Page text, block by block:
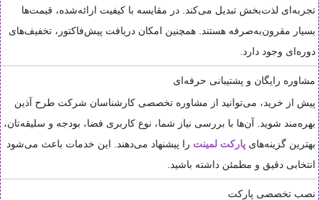
تجربه‌ای لذت‌بخش تبدیل می‌کند. در مقایسه با کیفیت ارائه‌شده، قیمت‌ها
بسیار مقرون‌به‌صرفه هستند. همچنین امکان دریافت پیش‌فاکتور، تخفیف‌های
دوره‌ای وجود دارد.
مشاوره رایگان و پشتیبانی حرفه‌ای
پیش از خرید، می‌توانید از مشاوره تخصصی کارشناسان شرکت طرح آذین
بهره‌مند شوید. آن‌ها با بررسی نیاز شما، نوع کاربری فضا، بودجه و سلیقه‌تان،
بهترین گزینه‌های پارکت لمینت را پیشنهاد می‌دهند. این خدمات باعث می‌شود
انتخابی دقیق و مطمئن داشته باشید.
نصب تخصصی پارکت